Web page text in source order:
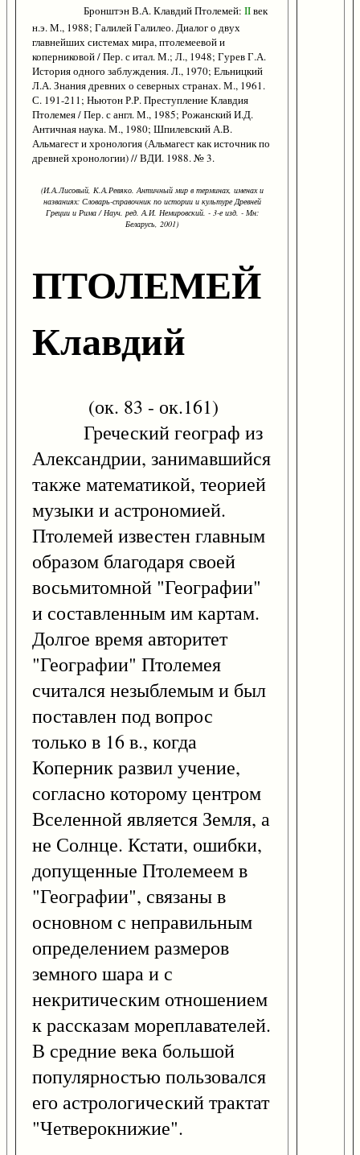
Бронштэн В.А. Клавдий Птолемей: IIвек
н.э. М., 1988; Галилей Галилео. Диалог о двух
главнейших системах мира, птолемеевой и
коперниковой / Пер. с итал. М.; Л., 1948; Гурев Г.А.
История одного заблуждения. Л., 1970; Ельницкий
Л.А. Знания древних о северных странах. М., 1961.
С. 191-211; Ньютон Р.Р. Преступление Клавдия
Птолемея / Пер. с англ. М., 1985; Рожанский И.Д.
Античная наука. М., 1980; Шпилевский А.В.
Альмагест и хронология (Альмагест как источник по
древней хронологии) // ВДИ. 1988. № 3.
(И.А.Лисовый, К.А.Ревяко. Античный мир в терминах, именах и
названиях: Словарь-справочник по истории и культуре Древней
Греции и Рима / Науч. ред. А.И. Немировский. - 3-е изд. - Мн:
Беларусь, 2001)
ПТОЛЕМЕЙ
Клавдий
(ок. 83 - ок.161)
Греческий географ из
Александрии, занимавшийся
также математикой, теорией
музыки и астрономией.
Птолемей известен главным
образом благодаря своей
восьмитомной "Географии"
и составленным им картам.
Долгое время авторитет
"Географии" Птолемея
считался незыблемым и был
поставлен под вопрос
только в 16 в., когда
Коперник развил учение,
согласно которому центром
Вселенной является Земля, а
не Солнце. Кстати, ошибки,
допущенные Птолемеем в
"Географии", связаны в
основном с неправильным
определением размеров
земного шара и с
некритическим отношением
к рассказам мореплавателей.
В средние века большой
популярностью пользовался
его астрологический трактат
"Четверокнижие".